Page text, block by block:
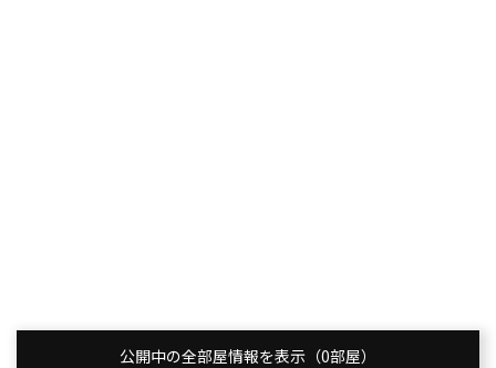
公開中の全部屋情報を表示（0部屋）